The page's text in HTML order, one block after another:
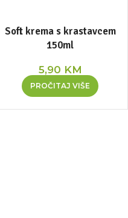
Soft krema s krastavcem
150ml
5,90 KM
PROČITAJ VIŠE